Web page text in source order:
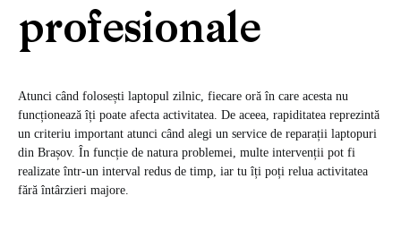
profesionale
Atunci când folosești laptopul zilnic, fiecare oră în care acesta nu
funcționează îți poate afecta activitatea. De aceea, rapiditatea reprezintă
un criteriu important atunci când alegi un service de reparații laptopuri
din Brașov. În funcție de natura problemei, multe intervenții pot fi
realizate într-un interval redus de timp, iar tu îți poți relua activitatea
fără întârzieri majore.